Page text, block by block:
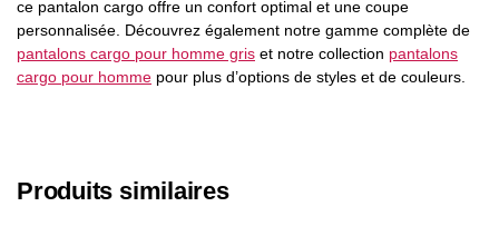
ce pantalon cargo offre un confort optimal et une coupe
personnalisée. Découvrez également notre gamme complète de
pantalons cargo pour homme gris et notre collection pantalons
cargo pour homme pour plus d’options de styles et de couleurs.
Produits similaires